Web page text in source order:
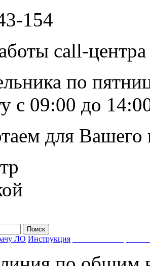
154
call-центра
по
с 09:00 до
для Вашего
ЛО Инструкция